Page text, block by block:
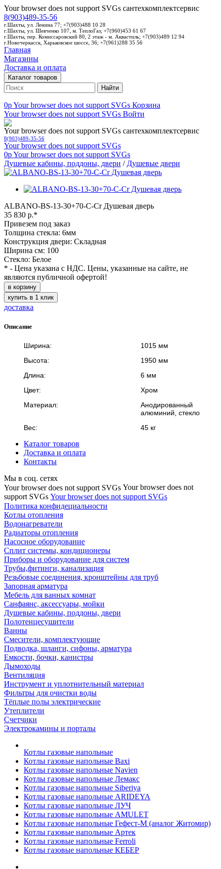
Your browser does not support SVGs сантехкомплектсервис
8(903)489-35-56
г.Шахты, ул. Ленина 77; +7(903)488 10 28
г.Шахты, ул. Шевченко 107, м. ТеплоГаз; +7(960)453 61 67
г.Шахты, пер. Комиссаровский 80, 2 этаж - м. Аквастиль; +7(903)489 12 94
г.Новочеркасск, Харьковское шоссе, 36; +7(961)288 35 56
Главная
Магазины
Доставка и оплата
Каталог товаров
Найти
0pYour browser does not support SVGs Корзина
Your browser does not support SVGs Войти
Your browser does not support SVGs сантехкомплектсервис
8(903)489-35-56
Your browser does not support SVGs
0pYour browser does not support SVGs
Душевые кабины, поддоны, двери / Душевые двери
ALBANO-BS-13-30+70-C-Cr Душевая дверь
35 830 р.*
Привезем под заказ
Толщина стекла: 6мм
Конструкция двери: Складная
Ширина см: 100
Стекло: Белое
* - Цена указана с НДС. Цены, указанные на сайте, не
являются публичной офертой!
в корзину
купить в 1 клик
доставка
Описание
Ширина:
1015 мм
Высота:
1950 мм
Длина:
6 мм
Цвет:
Хром
Материал:
Анодированный
алюминий, стекло
Вес:
45 кг
Каталог товаров
Доставка и оплата
Контакты
Мы в соц. сетях
Your browser does not support SVGs Your browser does not
support SVGs Your browser does not support SVGs
Политика конфидециальности
Котлы отопления
Водонагреватели
Радиаторы отопления
Насосное оборудование
Сплит системы, кондиционеры
Приборы и оборудование для систем
Трубы,фитинги, канализация
Резьбовые соединения, кронштейны для труб
Запорная арматура
Мебель для ванных комнат
Санфаянс, аксессуары, мойки
Душевые кабины, поддоны, двери
Полотенцесушители
Ванны
Смесители, комплектующие
Подводка, шланги, сифоны, арматура
Емкости, бочки, канистры
Дымоходы
Вентиляция
Инструмент и уплотнительный материал
Фильтры для очистки воды
Тёплые полы электрические
Утеплители
Счетчики
Электрокамины и порталы
Котлы газовые напольные
Котлы газовые напольные Baxi
Котлы газовые напольные Navien
Котлы газовые напольные Лемакс
Котлы газовые напольные Siberiya
Котлы газовые напольные ARIDEYA
Котлы газовые напольные ЛУЧ
Котлы газовые напольные AMULET
Котлы газовые напольные Гефест-М (аналог Житомир)
Котлы газовые напольные Артек
Котлы газовые напольные Ferroli
Котлы газовые напольные КЕБЕР